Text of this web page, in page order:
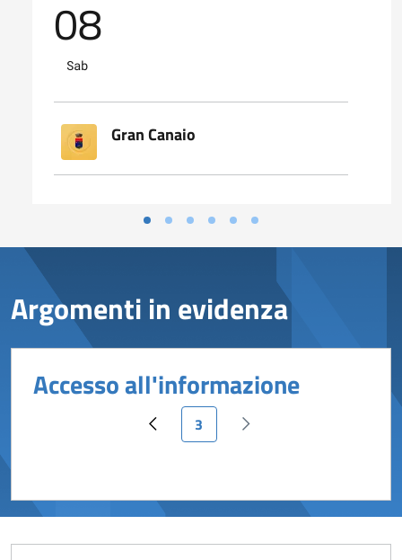
08
Sab
Gran Canaio
Argomenti in evidenza
Accesso all'informazione
Pagina precedente
Pagina attuale
3 Pagina successiva